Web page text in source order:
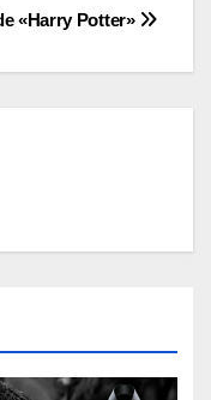
«Harry Potter»